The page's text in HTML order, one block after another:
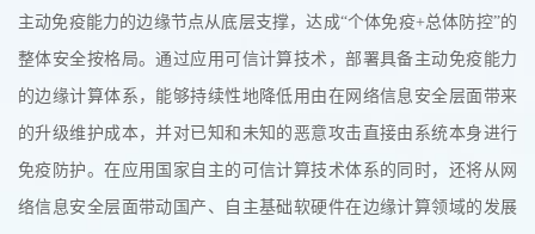
主动免疫能力的边缘节点从底层支撑，达成“个体免疫+总体防控”的
整体安全按格局。通过应用可信计算技术，部署具备主动免疫能力
的边缘计算体系，能够持续性地降低用由在网络信息安全层面带来
的升级维护成本，并对已知和未知的恶意攻击直接由系统本身进行
免疫防护。在应用国家自主的可信计算技术体系的同时，还将从网
络信息安全层面带动国产、自主基础软硬件在边缘计算领域的发展